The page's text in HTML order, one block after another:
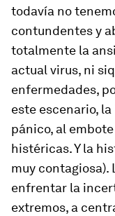
todavía no
contundentes y
totalmente la
actual virus, ni
enfermedades,
este escenario,
pánico, al
histéricas. Y la
muy contagiosa).
enfrentar la
extremos, a